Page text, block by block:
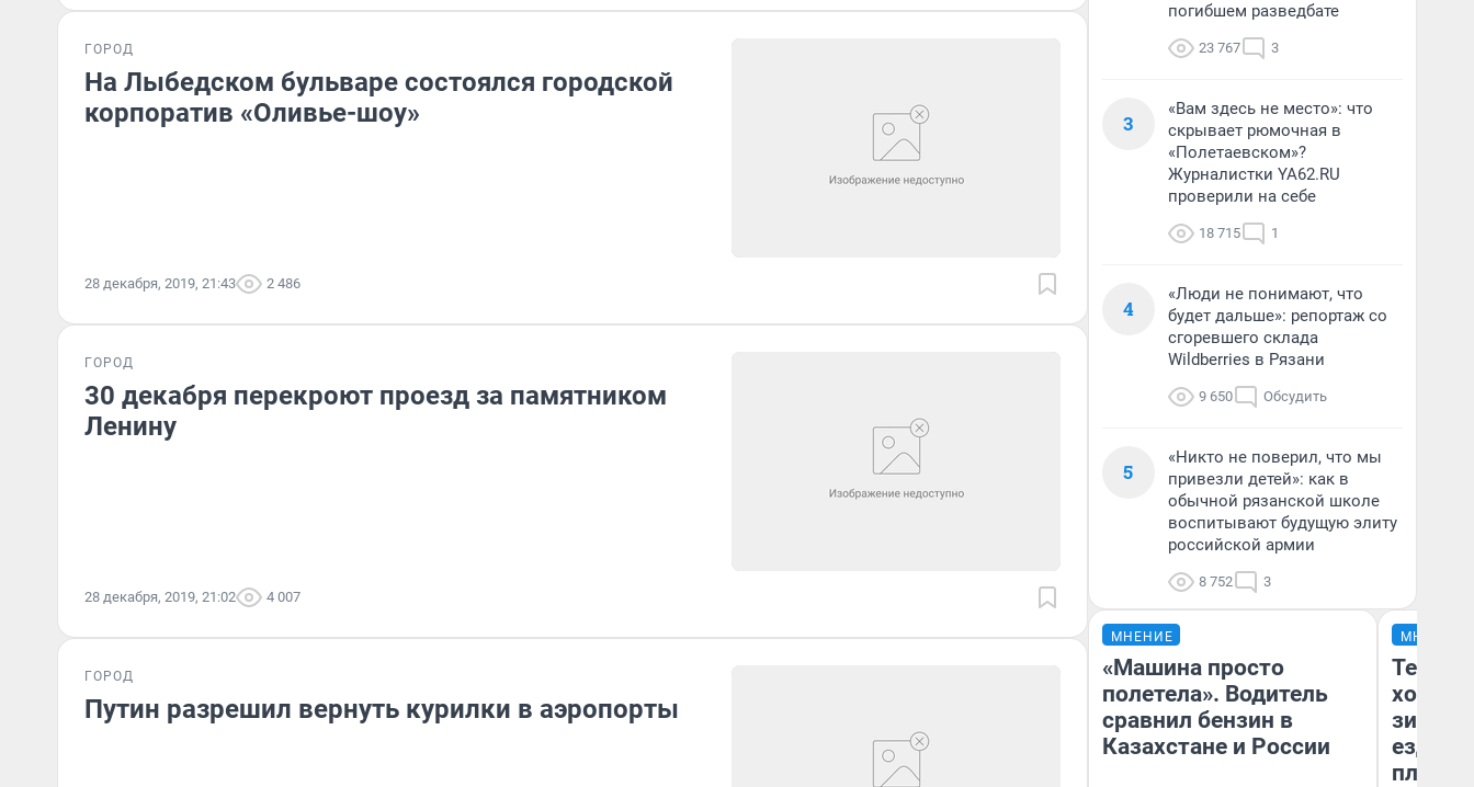
ГОРОД
На Лыбедском бульваре состоялся городской
корпоратив «Оливье-шоу»
28 декабря, 2019, 21:43 2 486
ГОРОД
30 декабря перекроют проезд за памятником
Ленину
28 декабря, 2019, 21:02 4 007
ГОРОД
Путин разрешил вернуть курилки в аэропорты
погибшем разведбате
23 767 3
3
«Вам здесь не место»: что
скрывает рюмочная в
«Полетаевском»?
Журналистки YA62.RU
проверили на себе
18 715 1
4
«Люди не понимают, что
будет дальше»: репортаж со
сгоревшего склада
Wildberries в Рязани
9 650 Обсудить
5
«Никто не поверил, что мы
привезли детей»: как в
обычной рязанской школе
воспитывают будущую элиту
российской армии
8 752 3
МНЕНИЕ
«Машина просто
полетела». Водитель
сравнил бензин в
Казахстане и России
МНЕНИЕ
Тепло
зимой.
ездит
плюсы